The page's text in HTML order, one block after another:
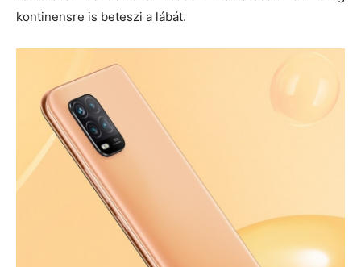
kontinensre is beteszi a lábát.